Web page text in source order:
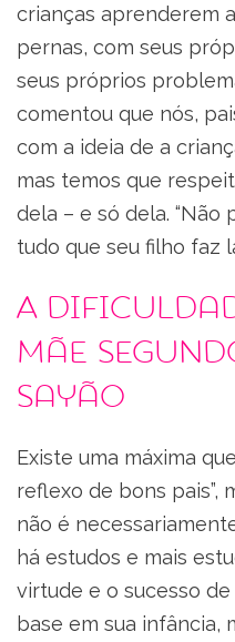
crianças aprenderem
pernas, com seus
seus próprios
comentou que nós,
com a ideia de a
mas temos que
dela – e só dela. “Não
tudo que seu filho faz
A
mãe
Sayão
Existe uma máxima
reflexo de bons pais”,
não é
há estudos e mais
virtude e o sucesso
base em sua infância,